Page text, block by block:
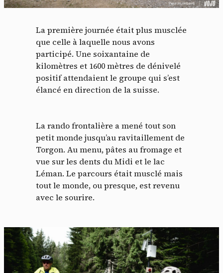
La première journée était plus musclée
que celle à laquelle nous avons
participé. Une soixantaine de
kilomètres et 1600 mètres de dénivelé
positif attendaient le groupe qui s’est
élancé en direction de la suisse.
La rando frontalière a mené tout son
petit monde jusqu’au ravitaillement de
Torgon. Au menu, pâtes au fromage et
vue sur les dents du Midi et le lac
Léman. Le parcours était musclé mais
tout le monde, ou presque, est revenu
avec le sourire.